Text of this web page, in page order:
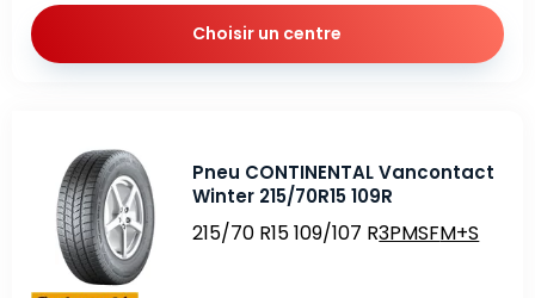
Choisir un centre
Pneu CONTINENTAL Vancontact
Winter 215/70R15 109R
215/70 R15 109/107 R3PMSFM+S